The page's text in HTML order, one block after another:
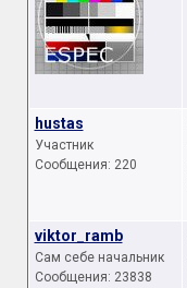
hustas
Участник
Сообщения: 220
viktor_ramb
Сам себе начальник
Сообщения: 23838